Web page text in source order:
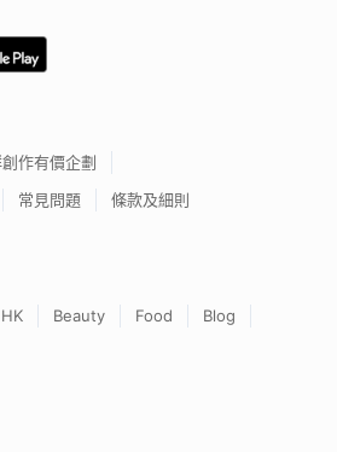
作有價企劃
常見問題 條款及細則
HK Beauty Food
Blog